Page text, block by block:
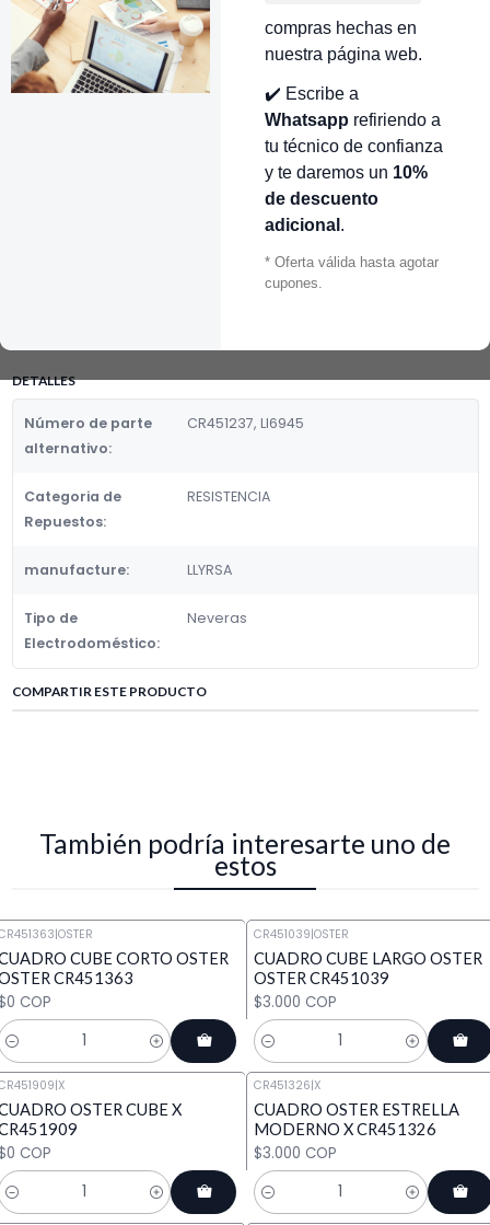
compras hechas en
nuestra página web.
✔️ Escribe a
Whatsapp refiriendo a
tu técnico de confianza
y te daremos un 10%
de descuento
adicional .
* Oferta válida hasta agotar
cupones.
INMEDIATO 🔥
👉 Conocer más…
CUADRO OSTER CUBE LARGO MODERNO USAR M49825 LLYRSA
DETALLES
Número de parte
alternativo:
CR451237, LI6945
Categoria de
Repuestos:
RESISTENCIA
manufacture: LLYRSA
Tipo de
Electrodoméstico:
Neveras
COMPARTIR ESTE PRODUCTO
También podría interesarte uno de
estos
|OSTER
CUBE CORTO OSTER
CR451363
COP
CR451039|OSTER
CUADRO CUBE LARGO OSTER
OSTER CR451039
$3.000 COP
Cantidad
|X
OSTER CUBE X
COP
CR451326|X
CUADRO OSTER ESTRELLA
MODERNO X CR451326
$3.000 COP
Cantidad